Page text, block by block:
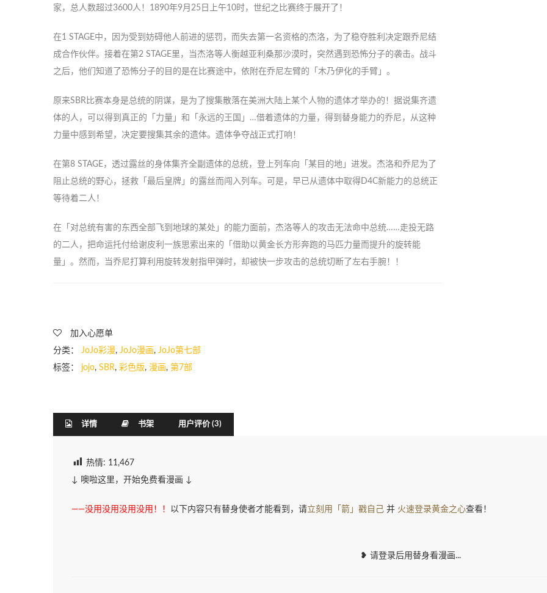
家，总人数超过3600人！1890年9月25日上午10时，世纪之比赛终于展开了！
在1 STAGE中，因为受到妨碍他人前进的惩罚，而失去第一名资格的杰洛，为了稳夺胜利决定跟乔尼结
成合作伙伴。接着在第2 STAGE里，当杰洛等人衡越亚利桑那沙漠时，突然遇到恐怖分子的袭击。战斗
之后，他们知道了恐怖分子的目的是在比赛途中，依附在乔尼左臂的「木乃伊化的手臂」。
原来SBR比赛本身是总统的阴谋，是为了搜集散落在美洲大陆上某个人物的遗体才举办的！据说集齐遗
体的人，可以得到真正的「力量」和「永远的王国」…借着遗体的力量，得到替身能力的乔尼，从这种
力量中感到希望，决定要搜集其余的遗体。遗体争夺战正式打响！
在第8 STAGE，透过露丝的身体集齐全副遗体的总统，登上列车向「某目的地」进发。杰洛和乔尼为了
阻止总统的野心，拯救「最后皇牌」的露丝而闯入列车。可是，早已从遗体中取得D4C新能力的总统正
等待着二人！
在「对总统有害的东西全部飞到地球的某处」的能力面前，杰洛等人的攻击无法命中总统……走投无路
的二人，把命运托付给谢皮利一族思索出来的「借助以黄金长方形奔跑的马匹力量而提升的旋转能
量」。然而，当乔尼打算利用旋转发射指甲弹时，却被快一步攻击的总统切断了左右手腕！！
加入心愿单
分类： JoJo彩漫, JoJo漫画, JoJo第七部
标签： jojo, SBR, 彩色版, 漫画, 第7部
详情 书架 用户评价 (3)
热情: 11,467
↓ 噢啦这里，开始免费看漫画 ↓
——没用没用没用没用！！ 以下内容只有替身使者才能看到，请立刻用「箭」戳自己 并 火速登录黄金之心查看！
❥ 请登录后用替身看漫画...